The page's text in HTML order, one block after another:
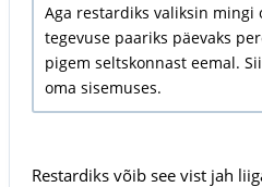
Aga restardiks valiksin mingi
tegevuse paariks päevaks
pigem seltskonnast eemal.
oma sisemuses.
Restardiks võib see vist jah